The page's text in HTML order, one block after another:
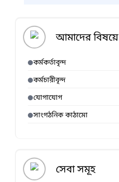
আমাদের বিষয়ে
কর্মকর্তাবৃন্দ
কর্মচারীবৃন্দ
যোগাযোগ
সাংগঠনিক কাঠামো
সেবা সমূহ